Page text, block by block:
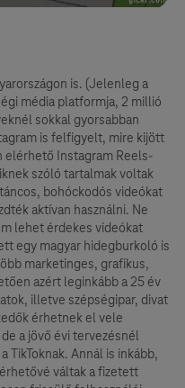
is. (Jelenleg a
média platformja, 2 millió
sokkal gyorsabban
is felfigyelt, mire kijött
elérhető Instagram Reels-
szóló tartalmak voltak
bohóckodós videókat
aktívan használni. Ne
lehet érdekes videókat
egy magyar hidegburkoló is
marketinges, grafikus,
azért leginkább a 25 év
illetve szépségipar, divat
érhetnek el vele
a jövő évi tervezésnél
TikToknak. Annál is inkább,
váltak a fizetett